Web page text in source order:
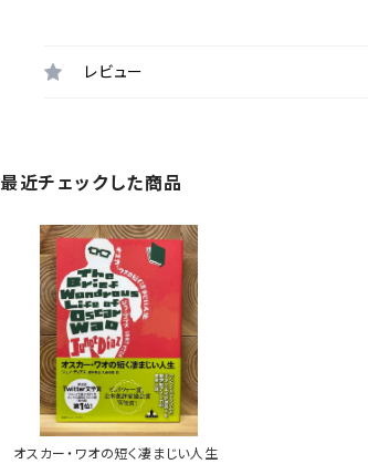
レビュー
最近チェックした商品
オスカー・ワオの短く凄まじい人生